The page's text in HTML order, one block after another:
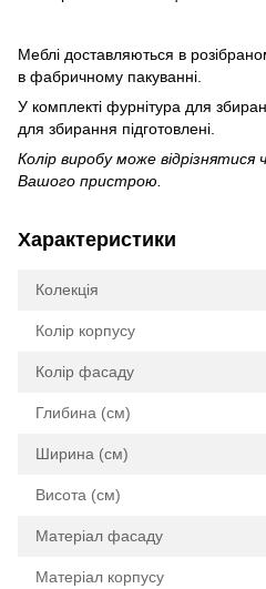
Меблі доставляються в
в фабричному пакуванні.
У комплекті фурнітура для
для збирання підготовлені.
Колір виробу може
Вашого пристрою.
Характеристики
Колекція
Колір корпусу
Колір фасаду
Глибина (см)
Ширина (см)
Висота (см)
Матеріал фасаду
Матеріал корпусу